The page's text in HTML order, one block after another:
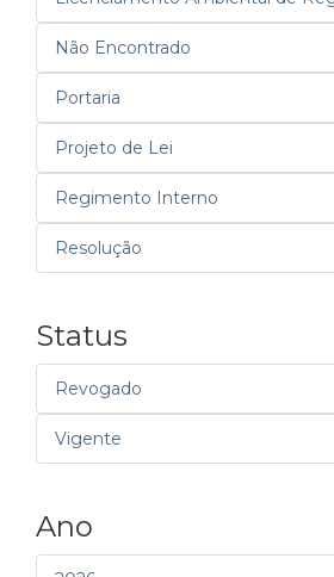
Não Encontrado
Portaria
Projeto de Lei
Regimento Interno
Resolução
Status
Revogado
Vigente
Ano